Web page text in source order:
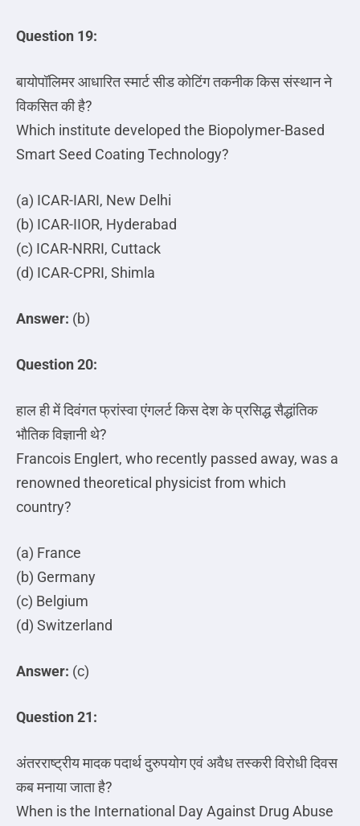
Question 19:
बायोपॉलिमरआधारितस्मार्टसीडकोटिंगतकनीककिससंस्थानने
विकसितकीहै?
Which institute developed the Biopolymer-Based
Smart Seed Coating Technology?
(a) ICAR-IARI, New Delhi
(b) ICAR-IIOR, Hyderabad
(c) ICAR-NRRI, Cuttack
(d) ICAR-CPRI, Shimla
Answer: (b)
Question 20:
हालहीमेंदिवंगतफ्रांस्वाएंगलर्टकिसदेशकेप्रसिद्धसैद्धांतिक
भौतिकविज्ञानी थे?
Francois Englert, who recently passed away, was a
renowned theoretical physicist from which
country?
(a) France
(b) Germany
(c) Belgium
(d) Switzerland
Answer: (c)
Question 21:
अंतरराष्ट्रीयमादकपदार्थदुरुपयोगएवंअवैधतस्करीविरोधीदिवस
कबमनायाजाताहै?
When is the International Day Against Drug Abuse